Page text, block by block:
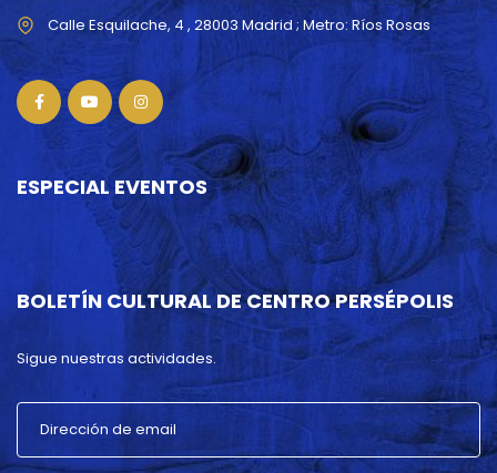
ESPECIAL EVENTOS
BOLETÍN CULTURAL DE CENTRO PERSÉPOLIS
Sigue nuestras actividades.